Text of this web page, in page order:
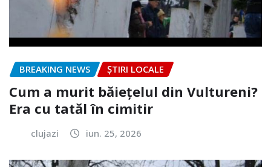
BREAKING NEWS ȘTIRI LOCALE
Cum a murit băiețelul din Vultureni?
Era cu tatăl în cimitir
clujazi iun. 25, 2026